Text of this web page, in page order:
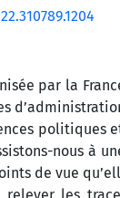
par la
politiques
nous à
de vue